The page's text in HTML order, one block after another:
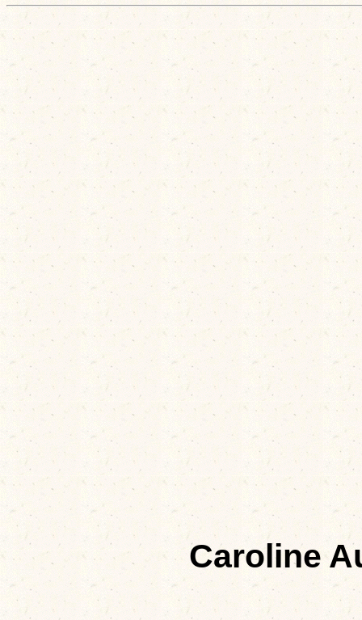
Caroline